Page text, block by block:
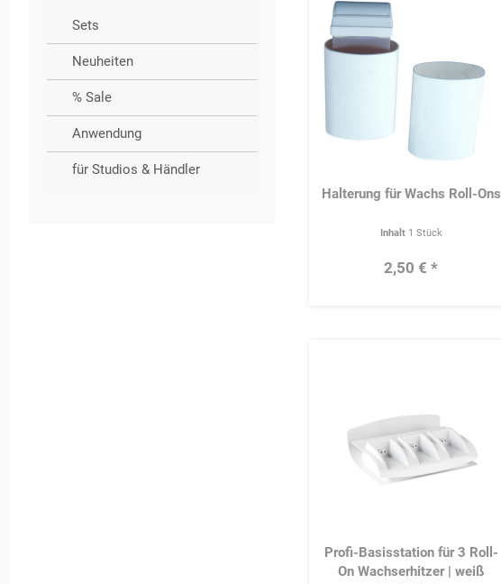
Sets
Neuheiten
% Sale
Anwendung
für Studios & Händler
Halterung für Wachs Roll-Ons
Inhalt 1 Stück
2,50 € *
Profi-Basisstation für 3 Roll-
On Wachserhitzer | weiß